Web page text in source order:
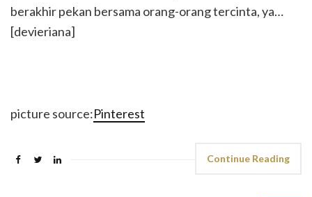
berakhir pekan bersama orang-orang tercinta, ya…
[devieriana]
picture source:Pinterest
Continue Reading